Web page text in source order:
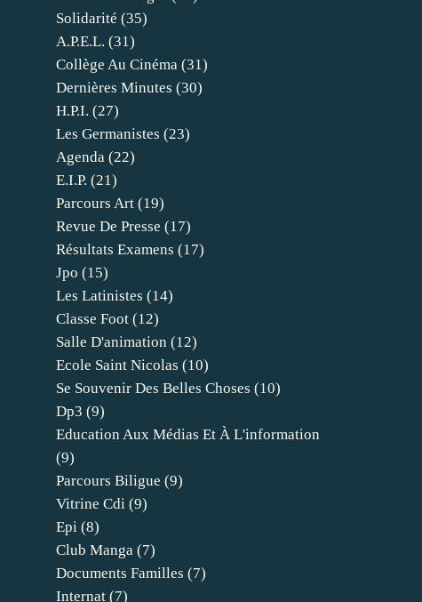
Solidarité (35)
A.p.e.l. (31)
Collège Au Cinéma (31)
Dernières Minutes (30)
H.p.i. (27)
Les Germanistes (23)
Agenda (22)
E.i.p. (21)
Parcours Art (19)
Revue De Presse (17)
Résultats Examens (17)
Jpo (15)
Les Latinistes (14)
Classe Foot (12)
Salle D'animation (12)
Ecole Saint Nicolas (10)
Se Souvenir Des Belles Choses (10)
Dp3 (9)
Education Aux Médias Et À L'information
(9)
Parcours Biligue (9)
Vitrine Cdi (9)
Epi (8)
Club Manga (7)
Documents Familles (7)
Internat (7)